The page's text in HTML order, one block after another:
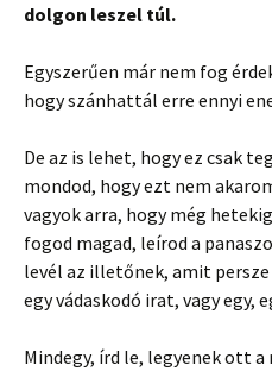
dolgon leszel túl.
Egyszerűen már nem fog
hogy szánhattál erre ennyi
De az is lehet, hogy ez csak
mondod, hogy ezt nem
vagyok arra, hogy még
fogod magad, leírod a
levél az illetőnek, amit
egy vádaskodó irat, vagy egy,
Mindegy, írd le, legyenek ott